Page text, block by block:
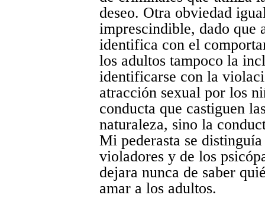
deseo. Otra obviedad
imprescindible, dado que
identifica con el
los adultos tampoco la
identificarse con la
atracción sexual por los
conducta que castiguen
naturaleza, sino la
Mi pederasta se
violadores y de los
dejara nunca de saber
amar a los adultos.